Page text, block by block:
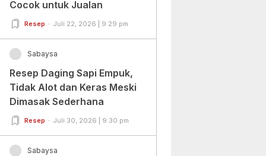
Cocok untuk Jualan
Resep Juli 22, 2026 | 9:29 pm
Sabaysa
Resep Daging Sapi Empuk,
Tidak Alot dan Keras Meski
Dimasak Sederhana
Resep Juli 30, 2026 | 9:30 pm
Sabaysa